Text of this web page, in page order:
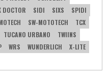
DOCTOR SIDI SIXS
SPIDI
SW-MOTOTECH
TCX
TUCANO URBANO
TWIINS
WRS WUNDERLICH
X-LITE